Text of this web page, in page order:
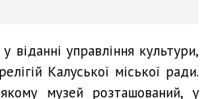
віданні управління культури,
Калуської міської ради.
музей розташований, у